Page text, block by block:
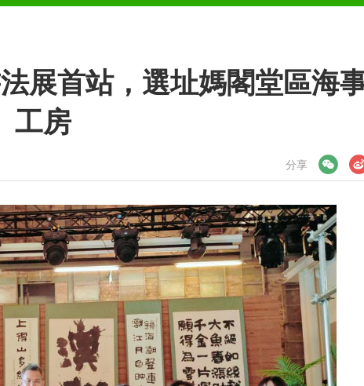
展首站，選址媽閣堂區海
工房
分享
微博